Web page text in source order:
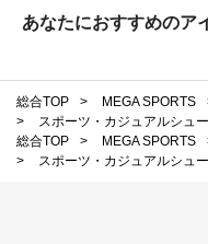
あなたにおすすめのア
総合TOP > MEGA SPORTS
>
スポーツ・カジュアルシュ
総合TOP
> MEGA SPORTS
>
スポーツ・カジュアルシュ